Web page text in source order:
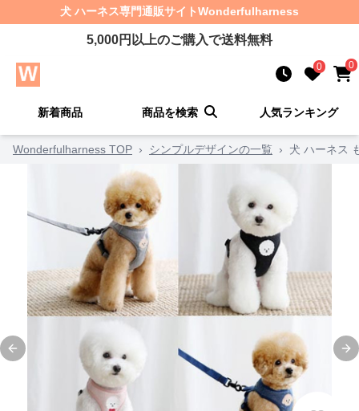
犬 ハーネス専門通販サイトWonderfulharness
5,000円以上のご購入で送料無料
0 0
新着商品 商品を検索 人気ランキング
Wonderfulharness TOP › シンプルデザインの一覧 › 犬 ハーネス
Previous slide